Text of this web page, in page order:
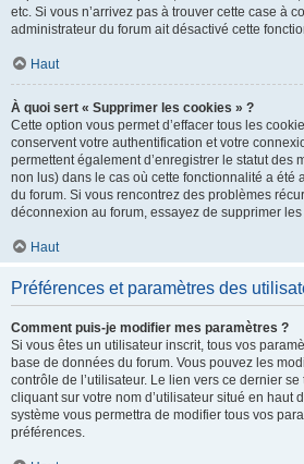
etc. Si vous n’arrivez pas à trouver cette case à
administrateur du forum ait désactivé cette
Haut
À quoi sert « Supprimer les cookies » ?
Cette option vous permet d’effacer tous les
conservent votre authentification et votre
permettent également d’enregistrer le statut des
non lus) dans le cas où cette fonctionnalité a été
du forum. Si vous rencontrez des problèmes
déconnexion au forum, essayez de supprimer
Haut
Préférences et paramètres des
Comment puis-je modifier mes paramètres ?
Si vous êtes un utilisateur inscrit, tous vos
base de données du forum. Vous pouvez les
contrôle de l’utilisateur. Le lien vers ce dernier
cliquant sur votre nom d’utilisateur situé en haut
système vous permettra de modifier tous vos
préférences.